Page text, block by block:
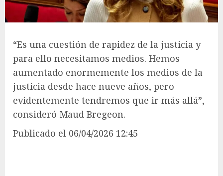
“Es una cuestión de rapidez de la justicia y
para ello necesitamos medios. Hemos
aumentado enormemente los medios de la
justicia desde hace nueve años, pero
evidentemente tendremos que ir más allá”,
consideró Maud Bregeon.
Publicado el 06/04/2026 12:45